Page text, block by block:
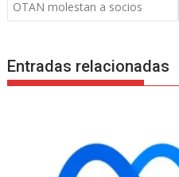
entradas
OTAN molestan a socios
Entradas relacionadas